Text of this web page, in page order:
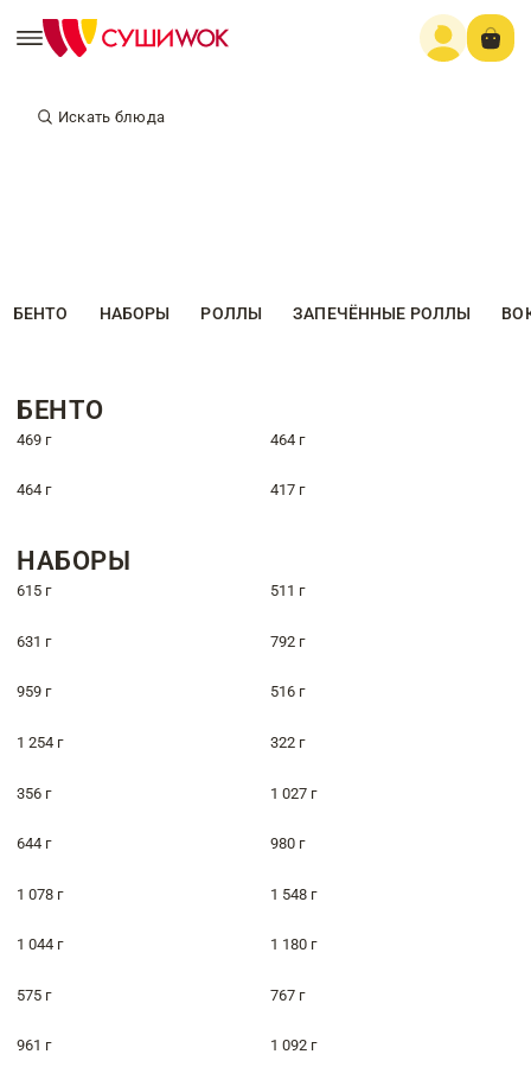
Искать блюда
БЕНТО НАБОРЫ РОЛЛЫ ЗАПЕЧЁННЫЕ РОЛЛЫ
БЕНТО
469 г 464 г
464 г 417 г
НАБОРЫ
615 г 511 г
631 г 792 г
959 г 516 г
1 254 г 322 г
356 г 1 027 г
644 г 980 г
1 078 г 1 548 г
1 044 г 1 180 г
575 г 767 г
961 г 1 092 г